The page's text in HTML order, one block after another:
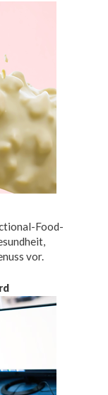
Food-
vor.